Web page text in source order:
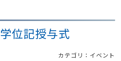
位記授与式
カテゴリ：イベント